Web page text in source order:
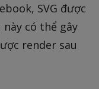
SVG được
này có thể gây
render sau